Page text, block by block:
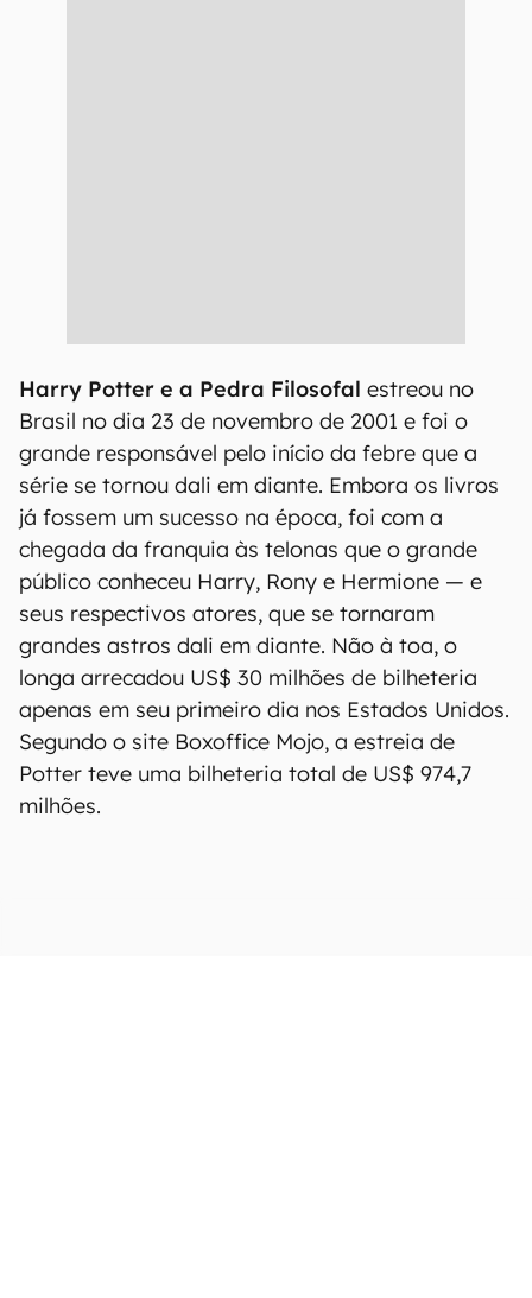
Harry Potter e a Pedra Filosofal estreou no
Brasil no dia 23 de novembro de 2001 e foi o
grande responsável pelo início da febre que a
série se tornou dali em diante. Embora os livros
já fossem um sucesso na época, foi com a
chegada da franquia às telonas que o grande
público conheceu Harry, Rony e Hermione — e
seus respectivos atores, que se tornaram
grandes astros dali em diante. Não à toa, o
longa arrecadou US$ 30 milhões de bilheteria
apenas em seu primeiro dia nos Estados Unidos.
Segundo o site Boxoffice Mojo, a estreia de
Potter teve uma bilheteria total de US$ 974,7
milhões.